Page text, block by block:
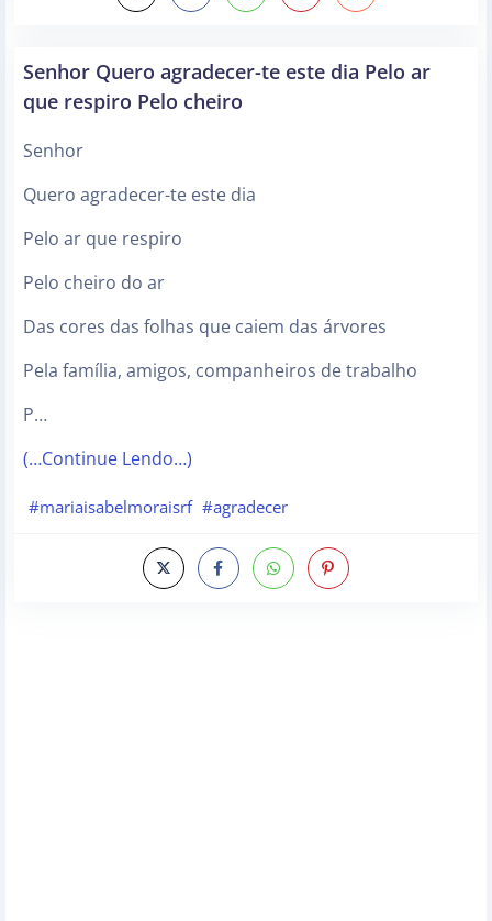
Senhor Quero agradecer-te este dia Pelo ar
que respiro Pelo cheiro
Senhor
Quero agradecer-te este dia
Pelo ar que respiro
Pelo cheiro do ar
Das cores das folhas que caiem das árvores
Pela família, amigos, companheiros de trabalho
P…
(…Continue Lendo…)
#mariaisabelmoraisrf #agradecer